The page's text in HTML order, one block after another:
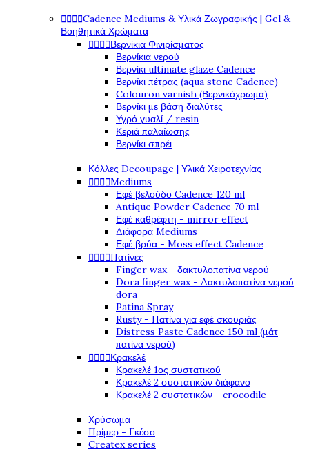
Cadence Mediums & Υλικά Ζωγραφικής | Gel &
Βοηθητικά Χρώματα
Βερνίκια Φινιρίσματος
Βερνίκια νερού
Βερνίκι ultimate glaze Cadence
Βερνίκι πέτρας (aqua stone Cadence)
Colouron varnish (Βερνικόχρωμα)
Βερνίκι με βάση διαλύτες
Υγρό γυαλί / resin
Κεριά παλαίωσης
Βερνίκι σπρέι
Κόλλες Decoupage | Υλικά Χειροτεχνίας
Mediums
Εφέ βελούδο Cadence 120 ml
Antique Powder Cadence 70 ml
Εφέ καθρέφτη - mirror effect
Διάφορα Mediums
Εφέ βρύα - Moss effect Cadence
Πατίνες
Finger wax - δακτυλοπατίνα νερού
Dora finger wax - Δακτυλοπατίνα νερού
dora
Patina Spray
Rusty - Πατίνα για εφέ σκουριάς
Distress Paste Cadence 150 ml (μάτ
πατίνα νερού)
Κρακελέ
Κρακελέ 1ος συστατικού
Κρακελέ 2 συστατικών διάφανο
Κρακελέ 2 συστατικών - crocodile
Χρύσωμα
Πρίμερ - Γκέσο
Createx series